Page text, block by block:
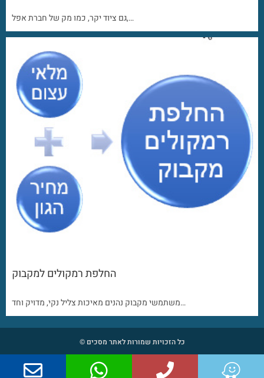
גם ציוד יקר, כמו מק של חברת אפל,…
החלפת רמקולים למקבוק
משתמשי מקבוק נהנים מאיכות צליל נקי, מדויק וחד…
כל הזכויות שמורות לאתר מסכים ©